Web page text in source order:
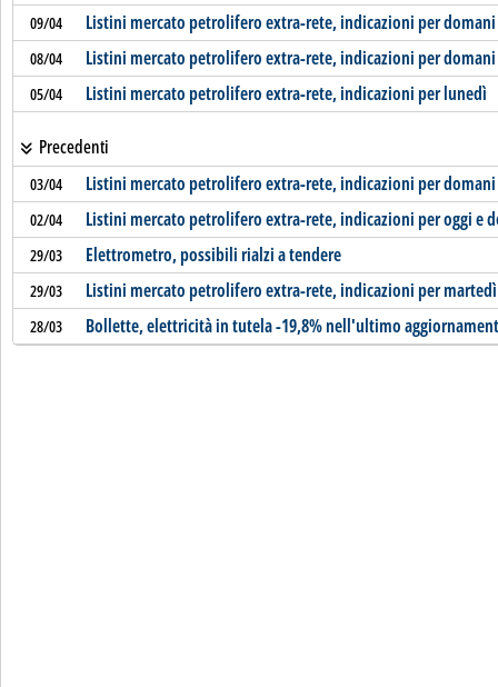
09/04 Listini mercato petrolifero extra-rete, indicazioni per domani
08/04 Listini mercato petrolifero extra-rete, indicazioni per domani
05/04 Listini mercato petrolifero extra-rete, indicazioni per lunedì
Precedenti
03/04 Listini mercato petrolifero extra-rete, indicazioni per domani
02/04 Listini mercato petrolifero extra-rete, indicazioni per oggi e
29/03 Elettrometro, possibili rialzi a tendere
29/03 Listini mercato petrolifero extra-rete, indicazioni per martedì
28/03 Bollette, elettricità in tutela -19,8% nell'ultimo